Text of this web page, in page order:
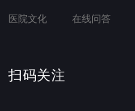
医院文化 在线问答
扫码关注